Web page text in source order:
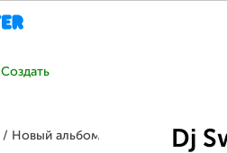
Создать
Dj